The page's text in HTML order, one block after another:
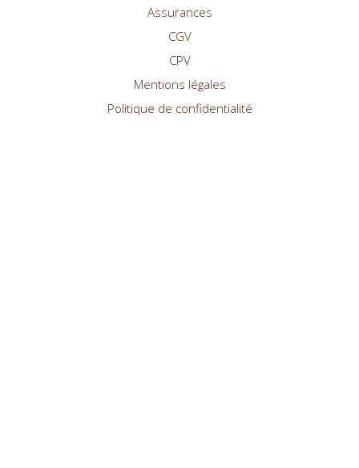
Assurances
CGV
CPV
Mentions légales
Politique de confidentialité